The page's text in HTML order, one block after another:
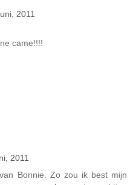
2011
came!!!!
2011
Bonnie. Zo zou ik best mijn